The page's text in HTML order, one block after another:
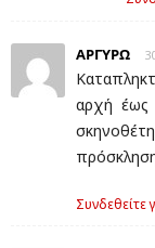
ΑΡΓΥΡΩ
αρχή έως
Συνδεθείτε